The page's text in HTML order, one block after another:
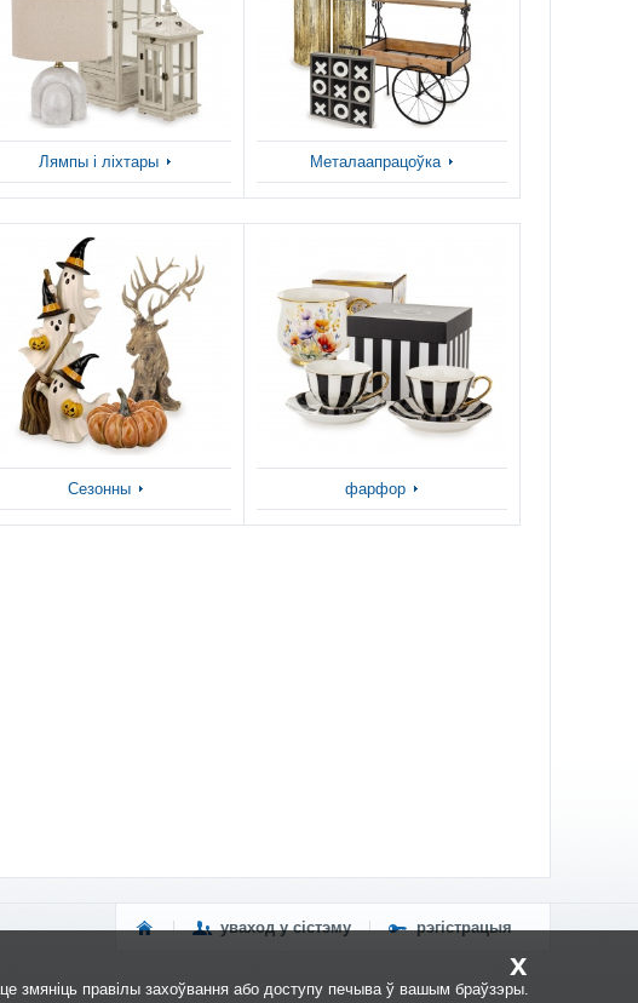
Лямпы і ліхтары Металаапрацоўка
Сезонны фарфор
уваход у сістэму рэгістрацыя
x
змяніць правілы захоўвання або доступу печыва ў вашым браўзэры.